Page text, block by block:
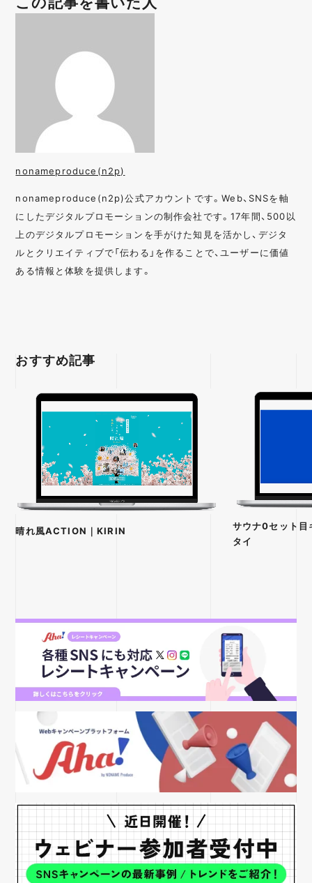
nonameproduce(n2p)
nonameproduce(n2p)公式アカウントです。Web、SNSを軸
にしたデジタルプロモーションの制作会社です。17年間、500以
上のデジタルプロモーションを手がけた知見を活かし、デジタ
ルとクリエイティブで「伝わる」を作ることで、ユーザーに価値
ある情報と体験を提供します。
おすすめ記事
晴れ風ACTION｜KIRIN
サウナ0セット目
タイ